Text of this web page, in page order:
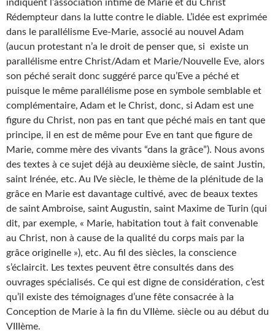
indiquent l’association intime de Marie et du Christ
Rédempteur dans la lutte contre le diable. L’idée est exprimée
dans le parallélisme Eve-Marie, associé au nouvel Adam
(aucun protestant n’a le droit de penser que, si existe un
parallélisme entre Christ/Adam et Marie/Nouvelle Eve, alors
son péché serait donc suggéré parce qu’Eve a péché et
puisque le même parallélisme pose en symbole semblable et
complémentaire, Adam et le Christ, donc, si Adam est une
figure du Christ, non pas en tant que péché mais en tant que
principe, il en est de même pour Eve en tant que figure de
Marie, comme mère des vivants “dans la grâce”). Nous avons
des textes à ce sujet déjà au deuxième siècle, de saint Justin,
saint Irénée, etc. Au IVe siècle, le thème de la plénitude de la
grâce en Marie est davantage cultivé, avec de beaux textes
de saint Ambroise, saint Augustin, saint Maxime de Turin (qui
dit, par exemple, « Marie, habitation tout à fait convenable
au Christ, non à cause de la qualité du corps mais par la
grâce originelle »), etc. Au fil des siècles, la conscience
s’éclaircit. Les textes peuvent être consultés dans des
ouvrages spécialisés. Ce qui est digne de considération, c’est
qu’il existe des témoignages d’une fête consacrée à la
Conception de Marie à la fin du VIIème. siècle ou au début du
VIIIème.